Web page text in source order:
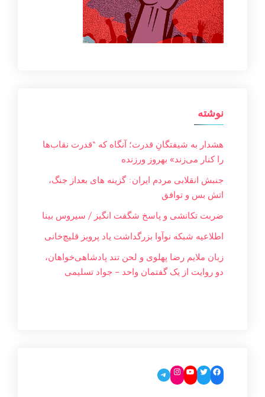
نوشته
هشدار به شیفتگانِ قدرت؛ آنگاه که “قدرت نقاب‌ها
را کنار می‌زند» بهروز ورزنده
جنبش انقلابی مردم ایران: گزینه های بعداز جنگ،
اتش بس و توافق
ضربت تکانشی و پاسخ شگفت انگیز / سیروس بینا
اطلاعیه شبکه نوآوا بزرگداشت یاد پرویز قلیچ‌خانی
زبان ملایم‌ رضا پهلوی و لحن تند پادشاهی‌خواهان،
دو روایت از یک گفتمان واحد – جواد تسليمی
Facebook
Twitter
YouTube
Instagram
Telegram